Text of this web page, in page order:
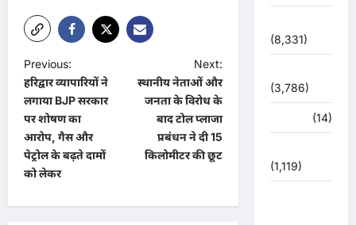
P
o
s
t
n
Previous:
हरिद्वार व्यापारियों ने
लगाया BJP सरकार
पर शोषण का
आरोप, गैस और
पेट्रोल के बढ़ते दामों
को लेकर
Next:
स्थानीय नेताओं और
जनता के विरोध के
बाद टोल प्लाजा
प्रबंधन ने दी 15
किलोमीटर की छूट
(8,331)
(3,786)
(14)
(1,119)